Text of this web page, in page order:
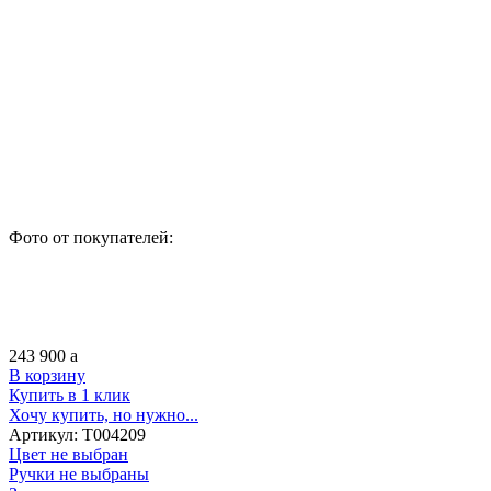
Фото от покупателей:
243 900 a
В корзину
Купить в 1 клик
Хочу купить, но нужно...
Артикул: Т004209
Цвет не выбран
Ручки не выбраны